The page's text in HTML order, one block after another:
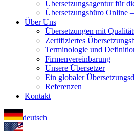
Übersetzungsagentur für
Übersetzungsbüro Online
Über Uns
Übersetzungen mit
Zertifiziertes
Terminologie und
Firmenvereinbarung
Unsere Übersetzer
Ein globaler
Referenzen
Kontakt
deutsch